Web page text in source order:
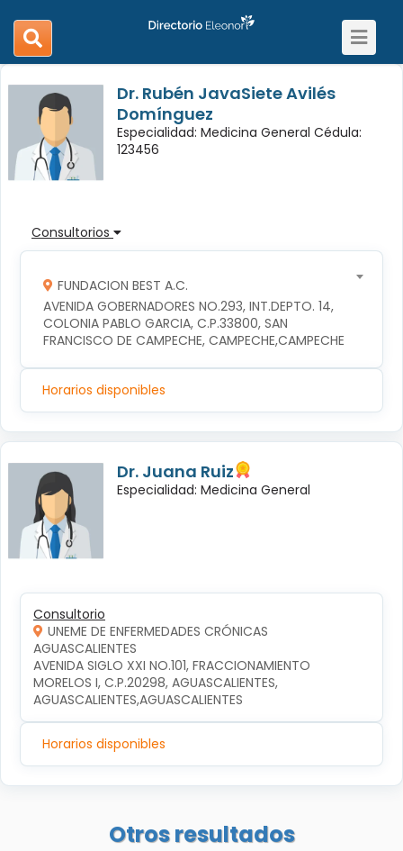
search
navigation
Toggle
Dr. Rubén JavaSiete Avilés
Domínguez
Especialidad: Medicina General Cédula:
123456
Consultorios
FUNDACION BEST A.C.
AVENIDA GOBERNADORES NO.293, INT.DEPTO. 14,
COLONIA PABLO GARCIA, C.P.33800, SAN
FRANCISCO DE CAMPECHE, CAMPECHE,CAMPECHE
Horarios disponibles
Dr. Juana Ruiz
Especialidad: Medicina General
Consultorio
UNEME DE ENFERMEDADES CRÓNICAS
AGUASCALIENTES
AVENIDA SIGLO XXI NO.101, FRACCIONAMIENTO
MORELOS I, C.P.20298, AGUASCALIENTES,
AGUASCALIENTES,AGUASCALIENTES
Horarios disponibles
Otros resultados